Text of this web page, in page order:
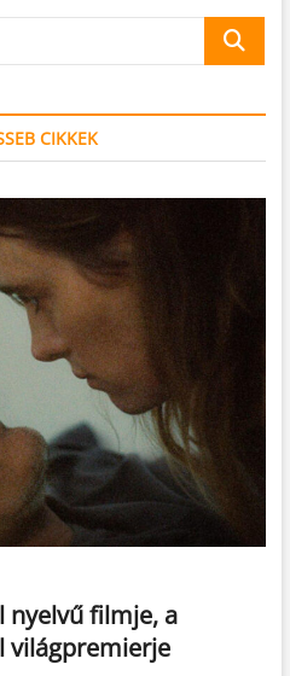
keresés
CIKKEK
nyelvű filmje, a
világpremierje